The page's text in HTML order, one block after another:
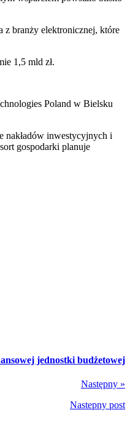
z branży elektronicznej, które
1,5 mld zł.
Poland w Bielsku
nakładów inwestycyjnych i
gospodarki planuje
jednostki budżetowej
Następny »
Nastepny post